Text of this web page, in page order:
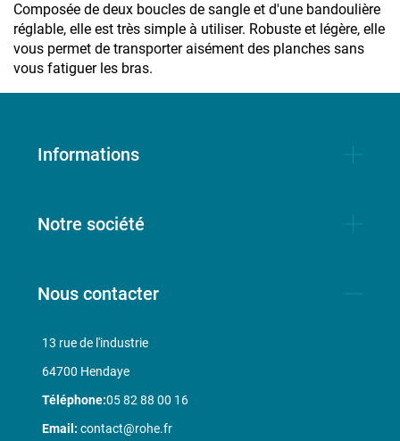
Composée de deux boucles de sangle et d'une bandoulière
réglable, elle est très simple à utiliser. Robuste et légère, elle
vous permet de transporter aisément des planches sans
vous fatiguer les bras.
Informations
Notre société
Nous contacter
13 rue de l'industrie
64700 Hendaye
Téléphone:05 82 88 00 16
Email: contact@rohe.fr